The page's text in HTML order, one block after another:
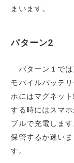
まいます。
パターン2
パターン１では
モバイルバッテ
ホにはマグネッ
する時にはスマ
ブルで充電しま
保管するか迷い
す。